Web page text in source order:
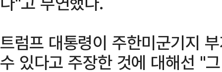
트럼프 대통령이 주한미군기지
수 있다고 주장한 것에 대해선 "